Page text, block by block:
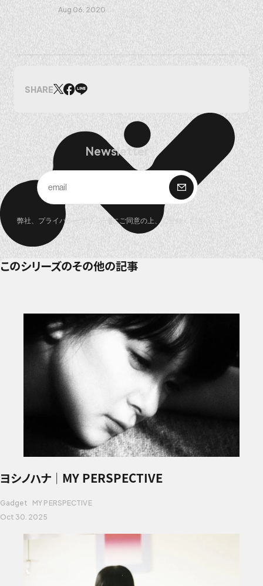
Aug 06. 2020
SHARE
Newsletter
購 読
弊社、 プライバシーポリシー にご同意の上、ご登録ください。
このシリーズのその他の記事
ヨシノハナ｜MY PERSPECTIVE
Gadget
MY PERSPECTIVE
Oct 30. 2025